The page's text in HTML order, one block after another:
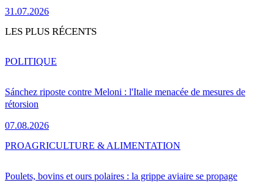
31.07.2026
LES PLUS RÉCENTS
Sánchez riposte contre Meloni : l'Italie menacée de mesures de
rétorsion
07.08.2026
POLITIQUE
Poulets, bovins et ours polaires : la grippe aviaire se propage
PROAGRICULTURE & ALIMENTATION